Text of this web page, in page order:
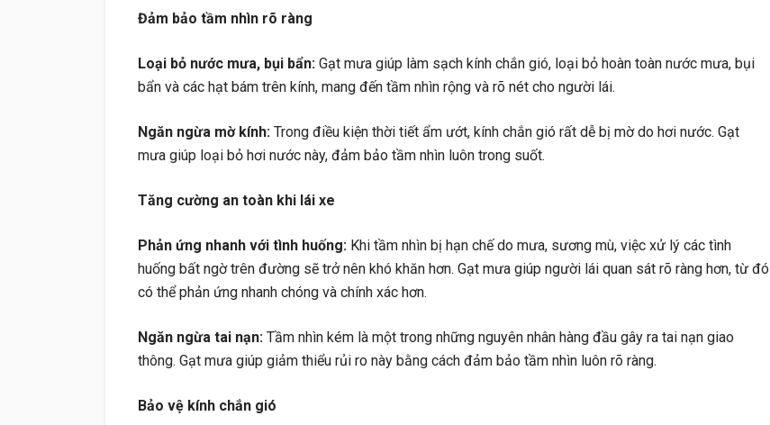
Đảm bảo tầm nhìn rõ ràng
Loại bỏ nước mưa, bụi bẩn: Gạt mưa giúp làm sạch kính chắn gió, loại bỏ hoàn toàn nước mưa, bụi
bẩn và các hạt bám trên kính, mang đến tầm nhìn rộng và rõ nét cho người lái.
Ngăn ngừa mờ kính: Trong điều kiện thời tiết ẩm ướt, kính chắn gió rất dễ bị mờ do hơi nước. Gạt
mưa giúp loại bỏ hơi nước này, đảm bảo tầm nhìn luôn trong suốt.
Tăng cường an toàn khi lái xe
Phản ứng nhanh với tình huống: Khi tầm nhìn bị hạn chế do mưa, sương mù, việc xử lý các tình
huống bất ngờ trên đường sẽ trở nên khó khăn hơn. Gạt mưa giúp người lái quan sát rõ ràng hơn, từ đó
có thể phản ứng nhanh chóng và chính xác hơn.
Ngăn ngừa tai nạn: Tầm nhìn kém là một trong những nguyên nhân hàng đầu gây ra tai nạn giao
thông. Gạt mưa giúp giảm thiểu rủi ro này bằng cách đảm bảo tầm nhìn luôn rõ ràng.
Bảo vệ kính chắn gió